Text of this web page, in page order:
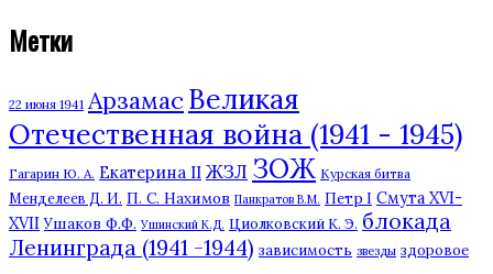
Метки
22 июня 1941 Арзамас Великая
Отечественная война (1941 - 1945)
Гагарин Ю. А. Екатерина II ЖЗЛ ЗОЖ Курская битва
Менделеев Д. И. П. С. Нахимов Панкратов В.М. Петр I Смута XVI-
XVII Ушаков Ф.Ф. Ушинский К.Д. Циолковский К. Э. блокада
Ленинграда (1941 -1944) зависимость звезды здоровое